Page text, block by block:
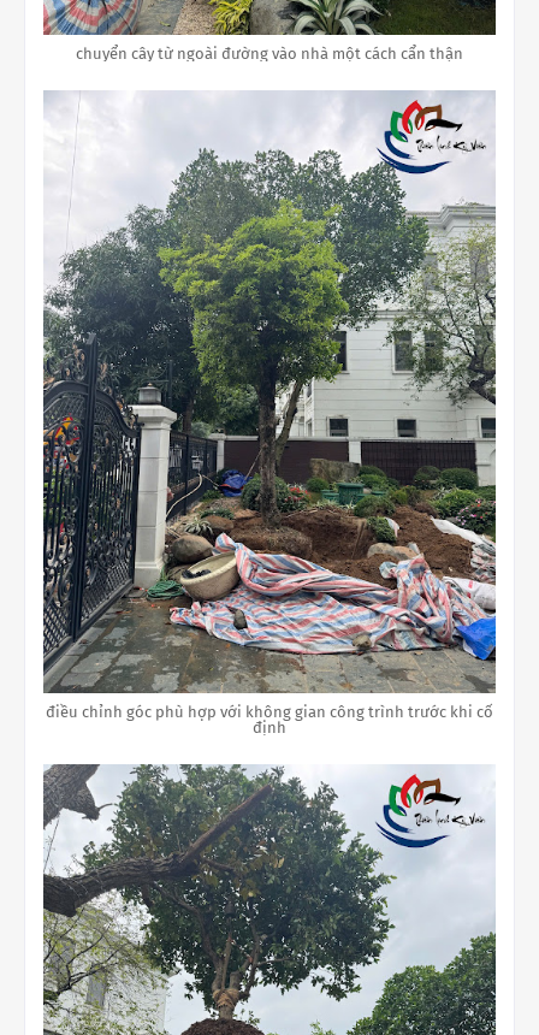
chuyển cây từ ngoài đường vào nhà một cách cẩn thận
điều chỉnh góc phù hợp với không gian công trình trước khi cố
định